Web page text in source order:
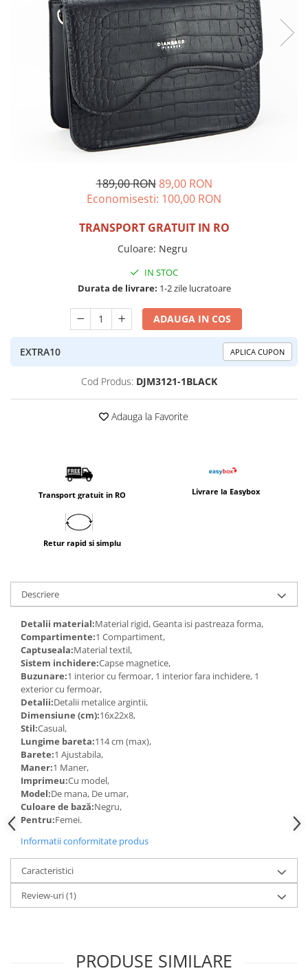
Incaltamine primavara-vara piele
Imbracaminte
Camasi si topuri
Blugi si pantaloni
Pulovere si cardigane
Incaltaminte toamna-iarna piele
189,00 RON 89,00 RON
Economisesti: 100,00 RON
TRANSPORT GRATUIT IN RO
Culoare: Negru
IN STOC
Durata de livrare: 1-2 zile lucratoare
ADAUGA IN COS
EXTRA10 APLICA CUPON
Cod Produs: DJM3121-1BLACK
Adauga la Favorite
Transport gratuit in RO Livrare la Easybox
Retur rapid si simplu
Descriere
Detalii material:Material rigid, Geanta isi pastreaza forma,
Compartimente:1 Compartiment,
Captuseala:Material textil,
Sistem inchidere:Capse magnetice,
Buzunare:1 interior cu fermoar, 1 interior fara inchidere, 1
exterior cu fermoar,
Detalii:Detalii metalice argintii,
Dimensiune (cm):16x22x8,
Stil:Casual,
Lungime bareta:114 cm (max),
Barete:1 Ajustabila,
Maner:1 Maner,
Imprimeu:Cu model,
Model:De mana, De umar,
Culoare de bază:Negru,
Pentru:Femei.
Informatii conformitate produs
Caracteristici
Review-uri(1)
PRODUSE SIMILARE